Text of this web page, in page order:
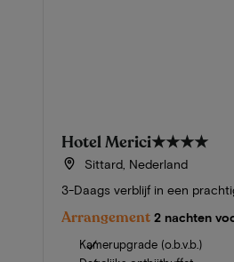
Hotel Merici★★★★
Sittard, Nederland
3-Daags verblijf in een
Arrangement 2 nachten
Kamerupgrade (o.b.v.b.)